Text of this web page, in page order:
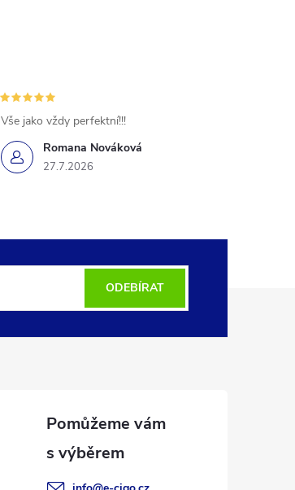
Romana Nováková
27.7.2026
Vše jako vždy perfektní!!!
ODEBÍRAT